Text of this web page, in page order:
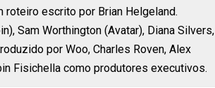
roteiro escrito por Brian Helgeland.
Sam Worthington (Avatar), Diana Silvers,
por Woo, Charles Roven, Alex
Fisichella como produtores executivos.